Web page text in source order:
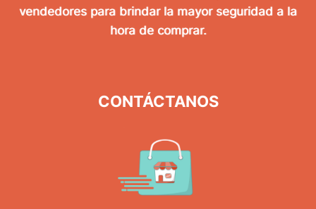
vendedores para brindar la mayor seguridad a la
hora de comprar.
CONTÁCTANOS